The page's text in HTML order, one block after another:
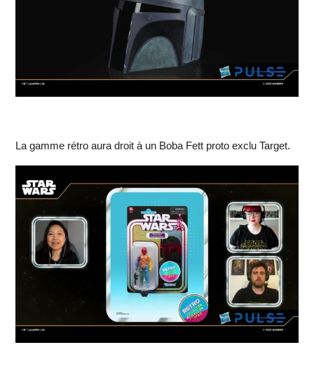
La gamme rétro aura droit à un Boba Fett proto exclu Target.